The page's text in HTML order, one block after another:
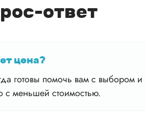
ответ
цена?
готовы помочь вам с выбором и
с меньшей стоимостью.